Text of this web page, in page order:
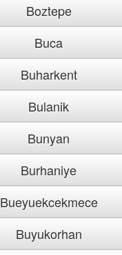
Boztepe
Buca
Buharkent
Bulanik
Bunyan
Burhaniye
Bueyuekcekmece
Buyukorhan